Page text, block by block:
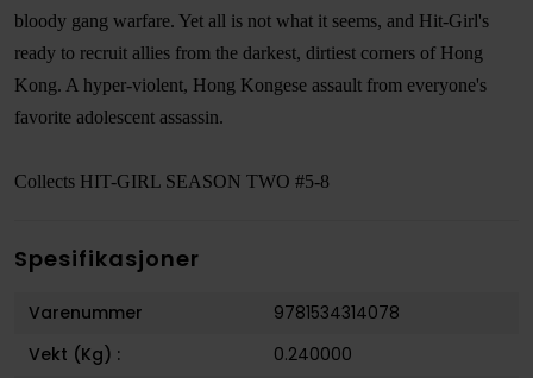
bloody gang warfare. Yet all is not what it seems, and Hit-Girl's
ready to recruit allies from the darkest, dirtiest corners of Hong
Kong. A hyper-violent, Hong Kongese assault from everyone's
favorite adolescent assassin.
Collects HIT-GIRL SEASON TWO #5-8
Spesifikasjoner
Varenummer
9781534314078
Vekt (Kg) :
0.240000